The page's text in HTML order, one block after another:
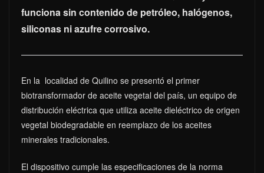
funciona sin contenido de petróleo, halógenos,
siliconas ni azufre corrosivo.
En la localidad de Quilino se presentó el primer
biotransformador de aceite vegetal del país, un equipo de
distribución eléctrica que utiliza aceite dieléctrico de origen
vegetal biodegradable en reemplazo de los aceites
minerales tradicionales.
El dispositivo cumple las especificaciones de la norma